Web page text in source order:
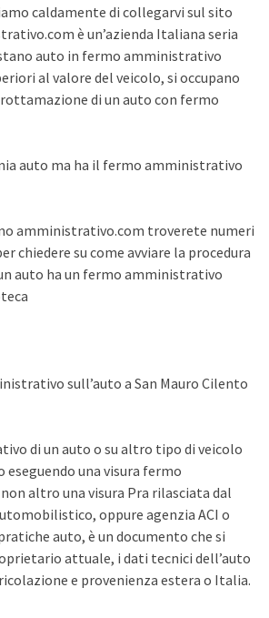
caldamente di collegarvi sul sito
è un’azienda Italiana seria
auto in fermo amministrativo
al valore del veicolo, si occupano
di un auto con fermo
auto ma ha il fermo amministrativo
amministrativo.com troverete numeri
chiedere su come avviare la procedura
auto ha un fermo amministrativo
sull’auto a San Mauro Cilento
di un auto o su altro tipo di veicolo
eseguendo una visura fermo
altro una visura Pra rilasciata dal
oppure agenzia ACI o
auto, è un documento che si
attuale, i dati tecnici dell’auto
e provenienza estera o Italia.